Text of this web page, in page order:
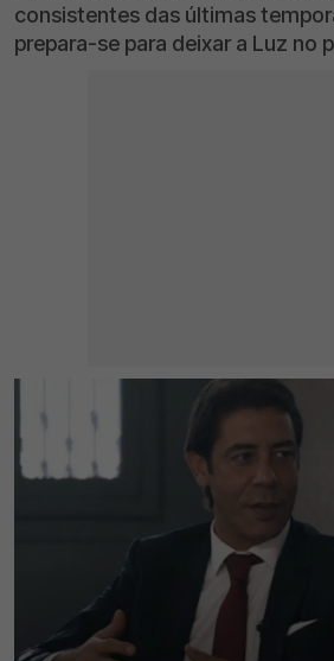
consistentes das últimas
prepara-se para deixar a Luz no